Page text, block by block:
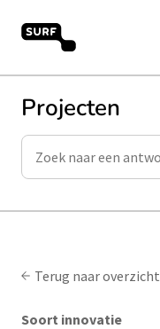
naar
content
Open Online Onderwijs
Projecten
Zoeken
Terug naar overzicht
Soort innovatie